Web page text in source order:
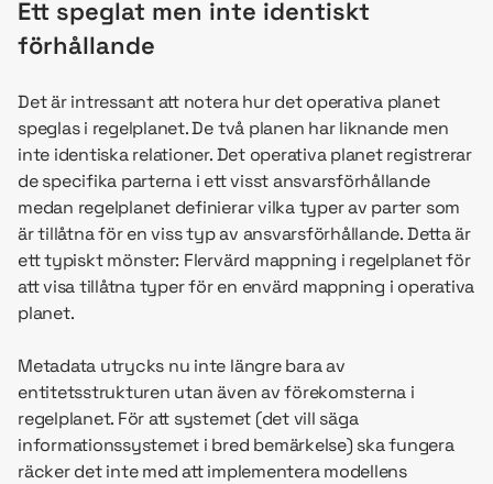
Ett speglat men inte identiskt
förhållande
Det är intressant att notera hur det operativa planet
speglas i regelplanet. De två planen har liknande men
inte identiska relationer. Det operativa planet registrerar
de specifika parterna i ett visst ansvarsförhållande
medan regelplanet definierar vilka typer av parter som
är tillåtna för en viss typ av ansvarsförhållande. Detta är
ett typiskt mönster: Flervärd mappning i regelplanet för
att visa tillåtna typer för en envärd mappning i operativa
planet.
Metadata utrycks nu inte längre bara av
entitetsstrukturen utan även av förekomsterna i
regelplanet. För att systemet (det vill säga
informationssystemet i bred bemärkelse) ska fungera
räcker det inte med att implementera modellens